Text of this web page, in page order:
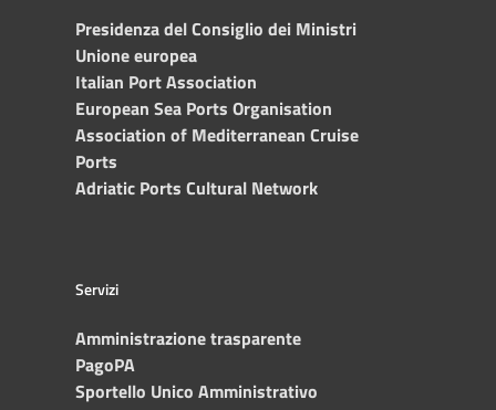
Presidenza del Consiglio dei Ministri
Unione europea
Italian Port Association
European Sea Ports Organisation
Association of Mediterranean Cruise
Ports
Adriatic Ports Cultural Network
Servizi
Amministrazione trasparente
PagoPA
Sportello Unico Amministrativo